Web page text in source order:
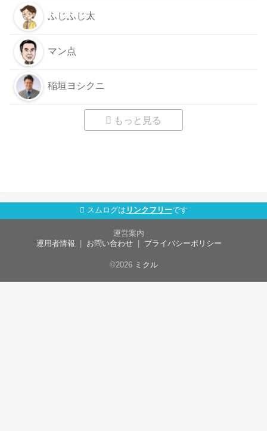
ふじふじ太
マン点
稲垣ヨシクニ
もっと見る
スムログは リンクフリーです
運営案内
運用者情報
お問い合わせ プライバシーポリシー
©2026 ミクル